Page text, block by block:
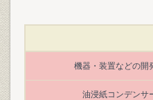
機器・装置などの開
油浸紙コンデンサ